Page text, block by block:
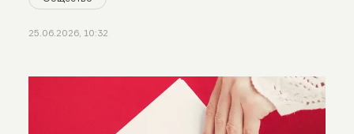
25.06.2026, 10:32